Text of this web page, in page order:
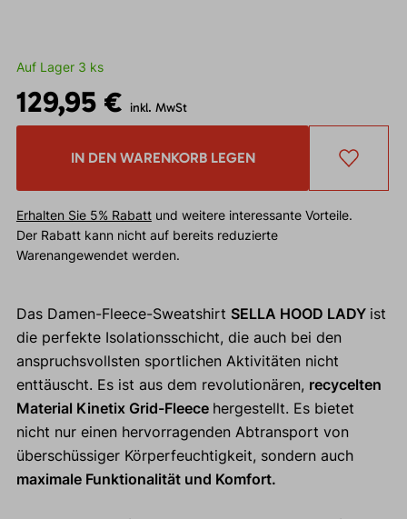
Auf Lager 3 ks
129,95 € inkl. MwSt
IN DEN WARENKORB LEGEN
Erhalten Sie 5% Rabattund weitere interessante Vorteile.
Der Rabatt kann nicht auf bereits reduzierte
Warenangewendet werden.
Das Damen-Fleece-Sweatshirt SELLA HOOD LADY ist
die perfekte Isolationsschicht, die auch bei den
anspruchsvollsten sportlichen Aktivitäten nicht
enttäuscht. Es ist aus dem revolutionären, recycelten
Material Kinetix Grid-Fleece hergestellt. Es bietet
nicht nur einen hervorragenden Abtransport von
überschüssiger Körperfeuchtigkeit, sondern auch
maximale Funktionalität und Komfort.